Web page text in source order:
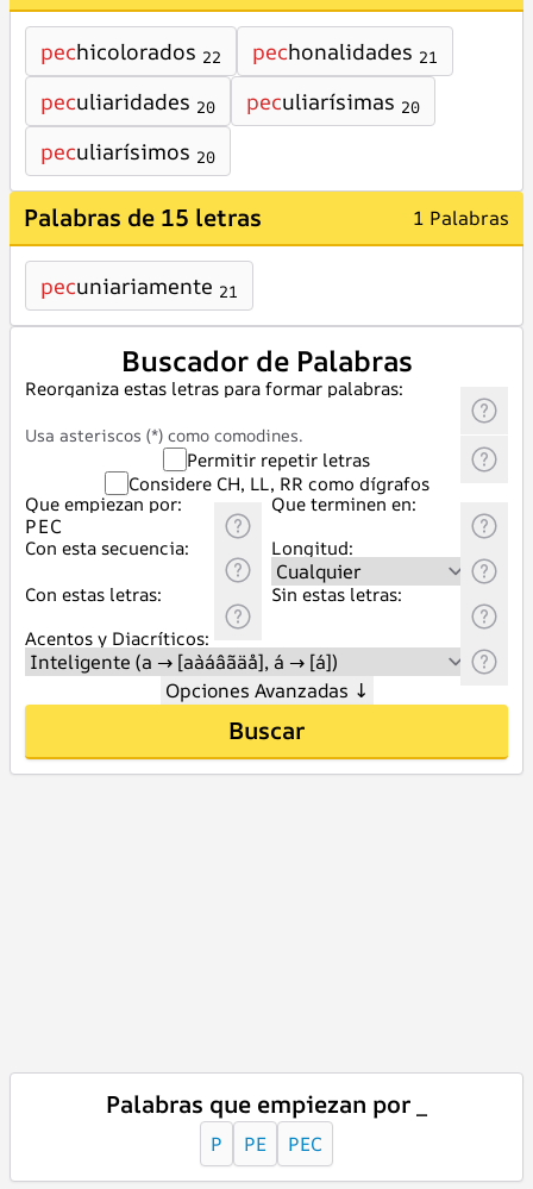
pechicolorados 22 pechonalidades 21
peculiaridades 20 peculiarísimas 20
peculiarísimos 20
Palabras de 15 letras 1 Palabras
pecuniariamente 21
Buscador de Palabras
Reorganiza estas letras para formar palabras:
Usa asteriscos (*) como comodines.
Permitir repetir letras
Considere CH, LL, RR como dígrafos
Que empiezan por:
Que terminen en:
Con esta secuencia:
Longitud:
Con estas letras:
Sin estas letras:
Acentos y Diacríticos:
Opciones Avanzadas ↓
Buscar
Palabras que empiezan por _
P PE PEC